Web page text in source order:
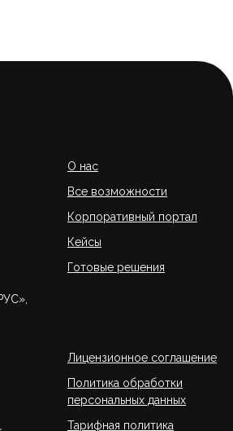
О нас
Все возможности
Корпоративный портал
Кейсы
Готовые решения
Лицензионное соглашение
Политика обработки
персональных данных
Тарифная политика